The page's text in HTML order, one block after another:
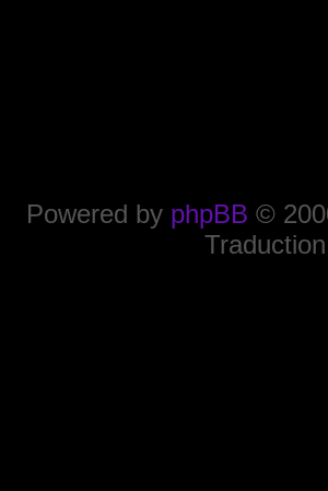
Powered by phpBB ©